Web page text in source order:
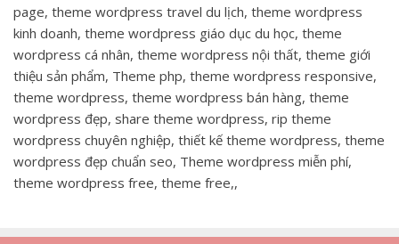
page, theme wordpress travel du lịch, theme wordpress
kinh doanh, theme wordpress giáo dục du học, theme
wordpress cá nhân, theme wordpress nội thất, theme giới
thiệu sản phẩm, Theme php, theme wordpress responsive,
theme wordpress, theme wordpress bán hàng, theme
wordpress đẹp, share theme wordpress, rip theme
wordpress chuyên nghiệp, thiết kế theme wordpress, theme
wordpress đẹp chuẩn seo, Theme wordpress miễn phí,
theme wordpress free, theme free,,